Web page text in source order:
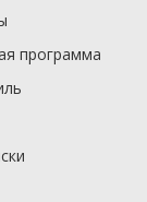
программа